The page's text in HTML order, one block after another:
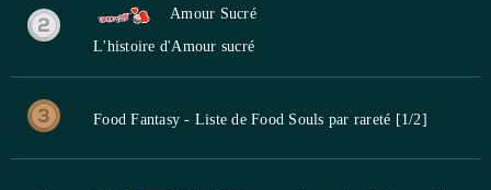
Amour Sucré
L'histoire d'Amour sucré
Food Fantasy - Liste de Food Souls par rareté [1/2]